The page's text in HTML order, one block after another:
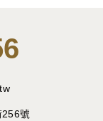
256號